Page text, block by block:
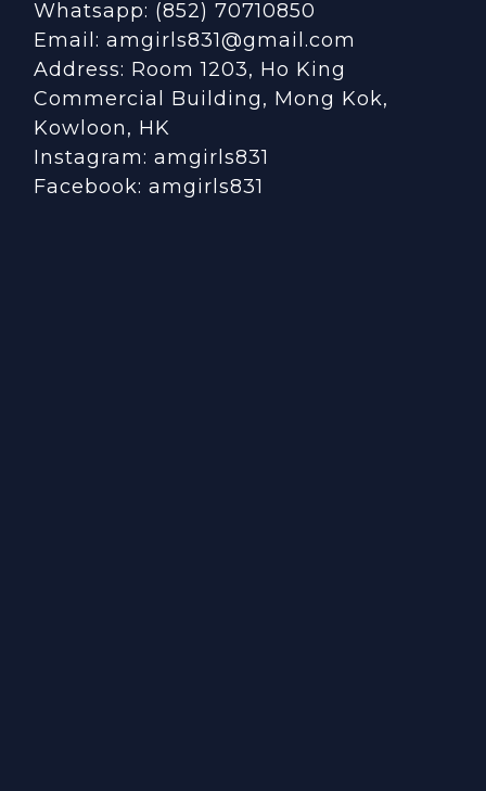
Whatsapp: (852) 70710850
Email: amgirls831@gmail.com
Address: Room 1203, Ho King
Commercial Building, Mong Kok,
Kowloon, HK
Instagram: amgirls831
Facebook: amgirls831